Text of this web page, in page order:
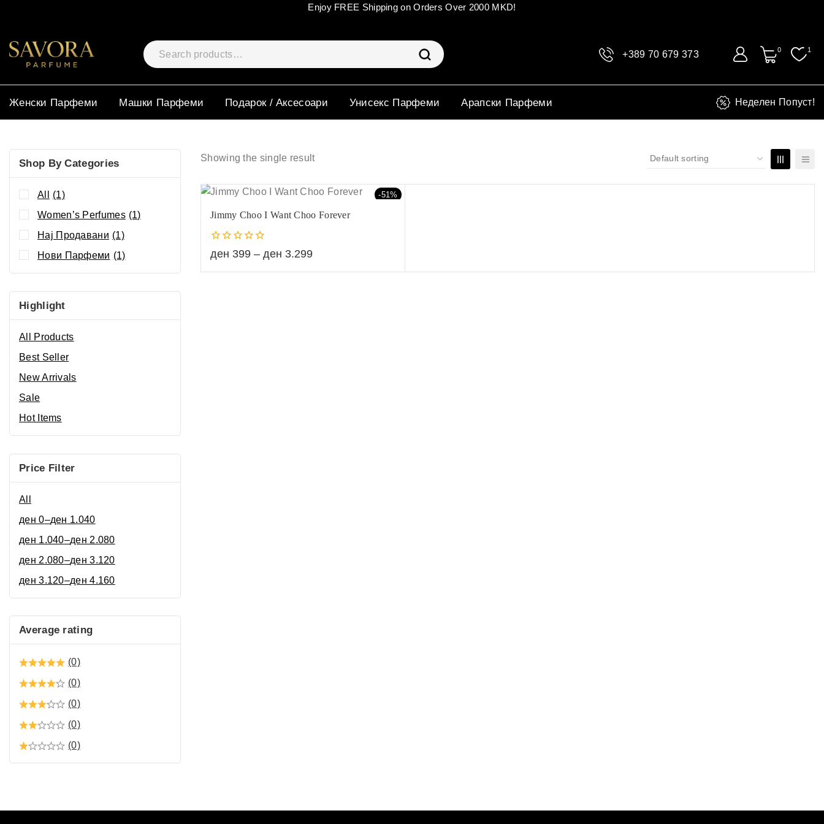
Enjoy FREE Shipping on Orders Over 2000 MKD!
+389 70 679 373 0 1
Женски Парфеми Машки Парфеми Подарок / Аксесоари Унисекс Парфеми Арапски Парфеми Неделен Попуст!
Showing the single result
-51%
Jimmy Choo I Want Choo Forever
0
out
of
ден 399 – ден 3.299
Shop By Categories
All
(1)
Women’s Perfumes (1)
Нај Продавани (1)
Нови Парфеми (1)
Highlight
All Products
Best Seller
New Arrivals
Sale
Hot Items
Price Filter
All
ден 0–ден 1.040
ден 1.040–ден 2.080
ден 2.080–ден 3.120
ден 3.120–ден 4.160
Average rating
(0)
(0)
(0)
(0)
(0)